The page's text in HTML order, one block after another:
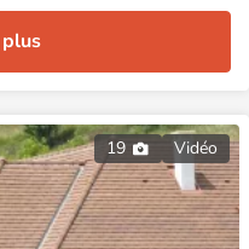
19 Vidéo